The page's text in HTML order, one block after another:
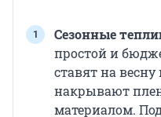
Сезонные
простой и
ставят на весну
накрывают
материалом.